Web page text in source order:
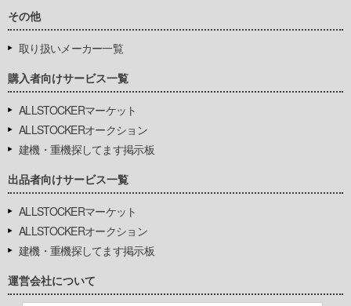
その他
取り扱いメーカー一覧
購入者向けサービス一覧
ALLSTOCKERマーケット
ALLSTOCKERオークション
建機・重機探してます掲示板
出品者向けサービス一覧
ALLSTOCKERマーケット
ALLSTOCKERオークション
建機・重機探してます掲示板
運営会社について